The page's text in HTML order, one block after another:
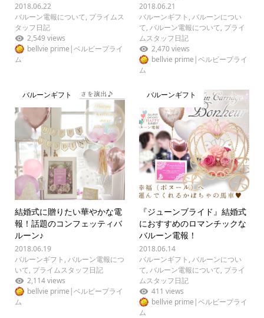
2018.06.22
バルーン電報について, プライムス
タッフ日記
2,549 views
bellvie prime|ベルビープライ
ム
2018.06.21
バルーンギフト ,バルーンについ
て,バルーン電報について, プライ
ムスタッフ日記
2,470 views
bellvie prime|ベルビープライ
ム
バルーンギフト
結婚式に贈りたい華やかな電
報！話題のコンフェッティバ
ルーン♪
2018.06.19
バルーンギフト , バルーン電報につ
いて, プライムスタッフ日記
2,114 views
bellvie prime|ベルビープライ
ム
バルーンギフト
『ジューンブライド』結婚式
におすすめのロマンチックな
バルーン電報！
2018.06.14
バルーンギフト ,バルーンについ
て,バルーン電報について, プライ
ムスタッフ日記
411 views
bellvie prime|ベルビープライ
ム